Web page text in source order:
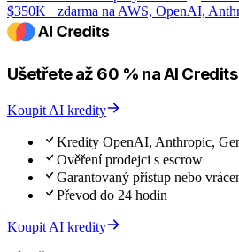
$350K+ zdarma na AWS, OpenAI,
Ušetřete až 60 % na AI Credits
Koupit AI kredity
Kredity OpenAI, Anthropic,
Ověření prodejci s escrow
Garantovaný přístup nebo
Převod do 24 hodin
Koupit AI kredity